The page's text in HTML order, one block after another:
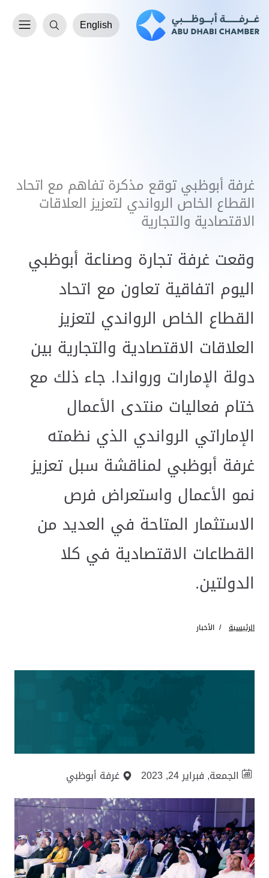
English
غرفة أبوظبي توقع مذكرة تفاهم مع اتحاد
القطاع الخاص الرواندي لتعزيز العلاقات
الاقتصادية والتجارية
وقعت غرفة تجارة وصناعة أبوظبي
اليوم اتفاقية تعاون مع اتحاد
القطاع الخاص الرواندي لتعزيز
العلاقات الاقتصادية والتجارية بين
دولة الإمارات ورواندا. جاء ذلك مع
ختام فعاليات منتدى الأعمال
الإماراتي الرواندي الذي نظمته
غرفة أبوظبي لمناقشة سبل تعزيز
نمو الأعمال واستعراض فرص
الاستثمار المتاحة في العديد من
القطاعات الاقتصادية في كلا
الدولتين.
الرئيسية الأخبار
الجمعة, فبراير 24, 2023 غرفة أبوظبي